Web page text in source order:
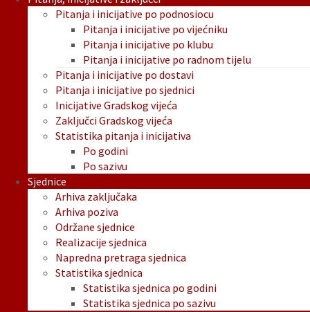
Pitanja i inicijative po podnosiocu
Pitanja i inicijative po vijećniku
Pitanja i inicijative po klubu
Pitanja i inicijative po radnom tijelu
Pitanja i inicijative po dostavi
Pitanja i inicijative po sjednici
Inicijative Gradskog vijeća
Zaključci Gradskog vijeća
Statistika pitanja i inicijativa
Po godini
Po sazivu
Sjednice
Arhiva zaključaka
Arhiva poziva
Održane sjednice
Realizacije sjednica
Napredna pretraga sjednica
Statistika sjednica
Statistika sjednica po godini
Statistika sjednica po sazivu